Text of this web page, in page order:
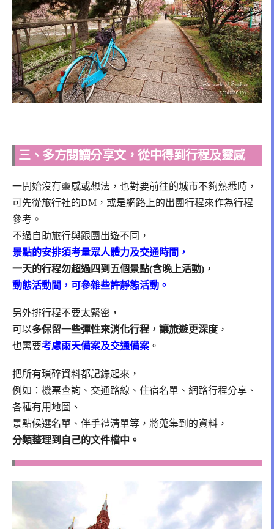
三、多方閱讀分享文，從中得到行程及靈感
一開始沒有靈感或想法，也對要前往的城市不夠熟悉時，
可先從旅行社的DM，或是網路上的出團行程來作為行程
參考。
不過自助旅行與跟團出遊不同，
景點的安排須考量眾人體力及交通時間，
一天的行程勿超過四到五個景點(含晚上活動)，
動態活動間，可參雜些許靜態活動。
另外排行程不要太緊密，
可以多保留一些彈性來消化行程，讓旅遊更深度 ，
也需要考慮雨天備案及交通備案 。
把所有瑣碎資料都記錄起來，
例如：機票查詢、交通路線、住宿名單、網路行程分享、
各種有用地圖、
景點候選名單、伴手禮清單等，將蒐集到的資料，
分類整理到自己的文件檔中。